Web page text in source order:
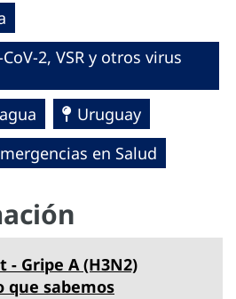
2, VSR y otros virus
Uruguay
en Salud
- Gripe A (H3N2)
que sabemos